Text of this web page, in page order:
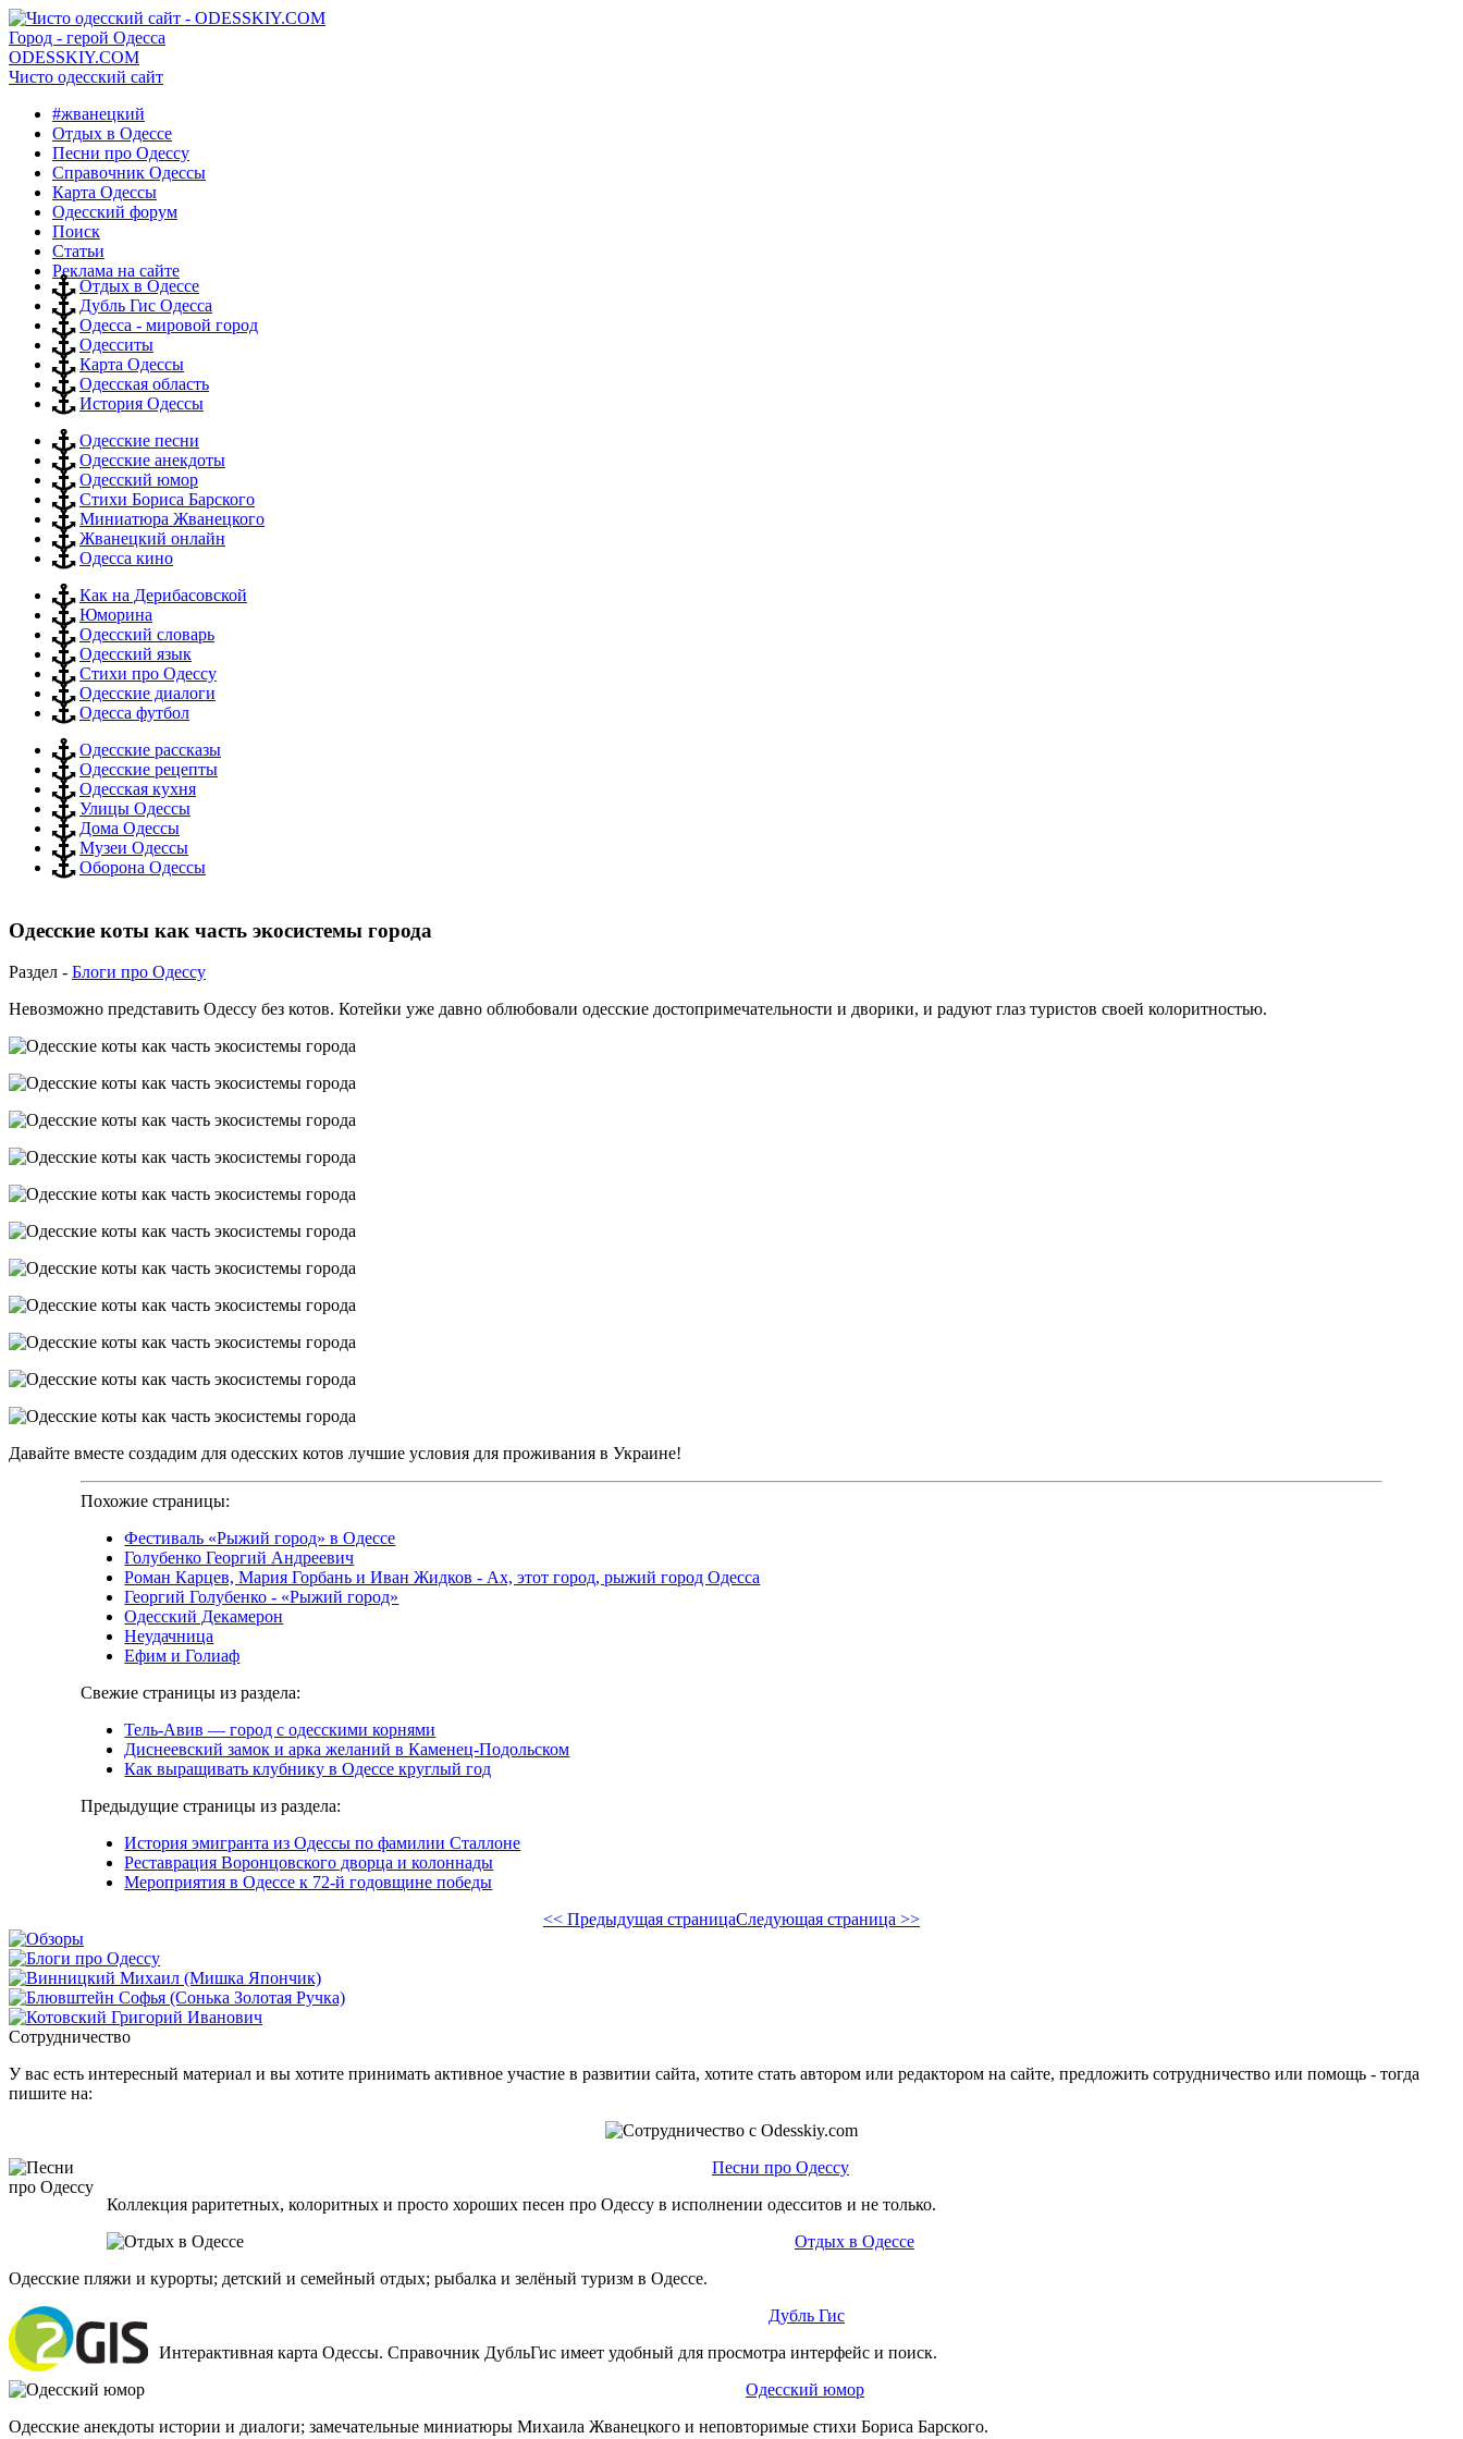
Город - герой Одесса
ODESSKIY.COM
Чисто одесский сайт
#жванецкий
Отдых в Одессе
Песни про Одессу
Справочник Одессы
Карта Одессы
Одесский форум
Поиск
Статьи
Реклама на сайте
Отдых в Одессе
Дубль Гис Одесса
Одесса - мировой город
Одесситы
Карта Одессы
Одесская область
История Одессы
Одесские песни
Одесские анекдоты
Одесский юмор
Стихи Бориса Барского
Миниатюра Жванецкого
Жванецкий онлайн
Одесса кино
Как на Дерибасовской
Юморина
Одесский словарь
Одесский язык
Стихи про Одессу
Одесские диалоги
Одесса футбол
Одесские рассказы
Одесские рецепты
Одесская кухня
Улицы Одессы
Дома Одессы
Музеи Одессы
Оборона Одессы
Одесские коты как часть экосистемы города
Раздел - Блоги про Одессу
Невозможно представить Одессу без котов. Котейки уже давно облюбовали одесские достопримечательности и дворики, и радуют глаз туристов своей колоритностью.
Давайте вместе создадим для одесских котов лучшие условия для проживания в Украине!
Похожие страницы:
Фестиваль «Рыжий город» в Одессе
Голубенко Георгий Андреевич
Роман Карцев, Мария Горбань и Иван Жидков - Ах, этот город, рыжий город Одесса
Георгий Голубенко - «Рыжий город»
Одесский Декамерон
Неудачница
Ефим и Голиаф
Свежие страницы из раздела:
Тель-Авив — город с одесскими корнями
Диснеевский замок и арка желаний в Каменец-Подольском
Как выращивать клубнику в Одессе круглый год
Предыдущие страницы из раздела:
История эмигранта из Одессы по фамилии Сталлоне
Реставрация Воронцовского дворца и колоннады
Мероприятия в Одессе к 72-й годовщине победы
<< Предыдущая страницаСледующая страница >>
Сотрудничество
У вас есть интересный материал и вы хотите принимать активное участие в развитии сайта, хотите стать автором или редактором на сайте, предложить сотрудничество или помощь - тогда
пишите на:
Песни про Одессу
Коллекция раритетных, колоритных и просто хороших песен про Одессу в исполнении одесситов и не только.
Отдых в Одессе
Одесские пляжи и курорты; детский и семейный отдых; рыбалка и зелёный туризм в Одессе.
Дубль Гис
Интерактивная карта Одессы. Справочник ДубльГис имеет удобный для просмотра интерфейс и поиск.
Одесский юмор
Одесские анекдоты истории и диалоги; замечательные миниатюры Михаила Жванецкого и неповторимые стихи Бориса Барского.